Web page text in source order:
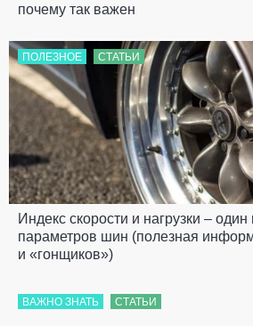
почему так важен
ПОЛЕЗНОЕ СТАТЬИ
Индекс скорости и нагрузки –
параметров шин (полезная
и «гонщиков»)
ВАЖНО ЗНАТЬ СТАТЬИ